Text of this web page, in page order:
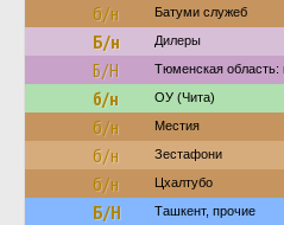
б/н Батуми служеб
Б/н Дилеры
Б/Н Тюменская область:
б/н ОУ (Чита)
б/н Местия
б/н Зестафони
б/н Цхалтубо
Б/Н Ташкент, прочие